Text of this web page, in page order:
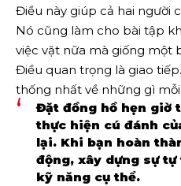
Điều này giúp cả hai người
Nó cũng làm cho bài tập
việc vặt nữa mà giống một
Điều quan trọng là giao
thống nhất về những gì mỗi
Đặt đồng hồ hẹn giờ
thực hiện cú đánh
lại. Khi bạn hoàn
động, xây dựng sự
kỹ năng cụ thể.